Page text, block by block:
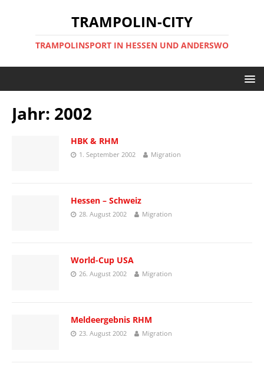
TRAMPOLIN-CITY
TRAMPOLINSPORT IN HESSEN UND ANDERSWO
Jahr: 2002
HBK & RHM
1. September 2002 Migration
Hessen – Schweiz
28. August 2002 Migration
World-Cup USA
26. August 2002 Migration
Meldeergebnis RHM
23. August 2002 Migration